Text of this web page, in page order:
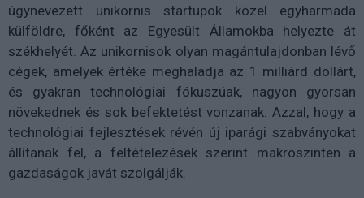
úgynevezett unikornis startupok közel egyharmada
külföldre, főként az Egyesült Államokba helyezte át
székhelyét. Az unikornisok olyan magántulajdonban lévő
cégek, amelyek értéke meghaladja az 1 milliárd dollárt,
és gyakran technológiai fókuszúak, nagyon gyorsan
növekednek és sok befektetést vonzanak. Azzal, hogy a
technológiai fejlesztések révén új iparági szabványokat
állítanak fel, a feltételezések szerint makroszinten a
gazdaságok javát szolgálják.